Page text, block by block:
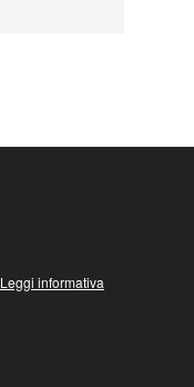
Leggi informativa